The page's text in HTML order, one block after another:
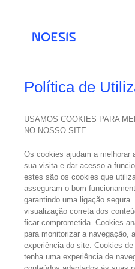
2025
Política de
USAMOS COOKIES PARA
NO NOSSO SITE
Os cookies ajudam a melhorar
sua visita e dar acesso a
estes são os cookies que
asseguram o bom
garantindo uma ligação
visualização correta dos
ficar comprometida. Cookies
para monitorizar a navegação,
experiência do site. Cookies
tenha uma experiência de